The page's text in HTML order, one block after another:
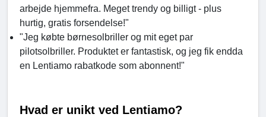
arbejde hjemmefra. Meget trendy og billigt - plus
hurtig, gratis forsendelse!"
"Jeg købte børnesolbriller og mit eget par
pilotsolbriller. Produktet er fantastisk, og jeg fik endda
en Lentiamo rabatkode som abonnent!"
Hvad er unikt ved Lentiamo?